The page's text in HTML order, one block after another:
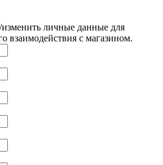
личные данные для
взаимодействия с магазином.